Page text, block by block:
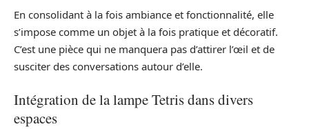
En consolidant à la fois ambiance et fonctionnalité, elle
s’impose comme un objet à la fois pratique et décoratif.
C’est une pièce qui ne manquera pas d’attirer l’œil et de
susciter des conversations autour d’elle.
Intégration de la lampe Tetris dans divers
espaces